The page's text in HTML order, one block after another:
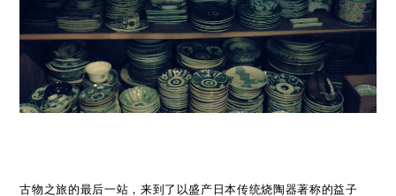
古物之旅的最后一站，来到了以盛产日本传统烧陶器著称的益子